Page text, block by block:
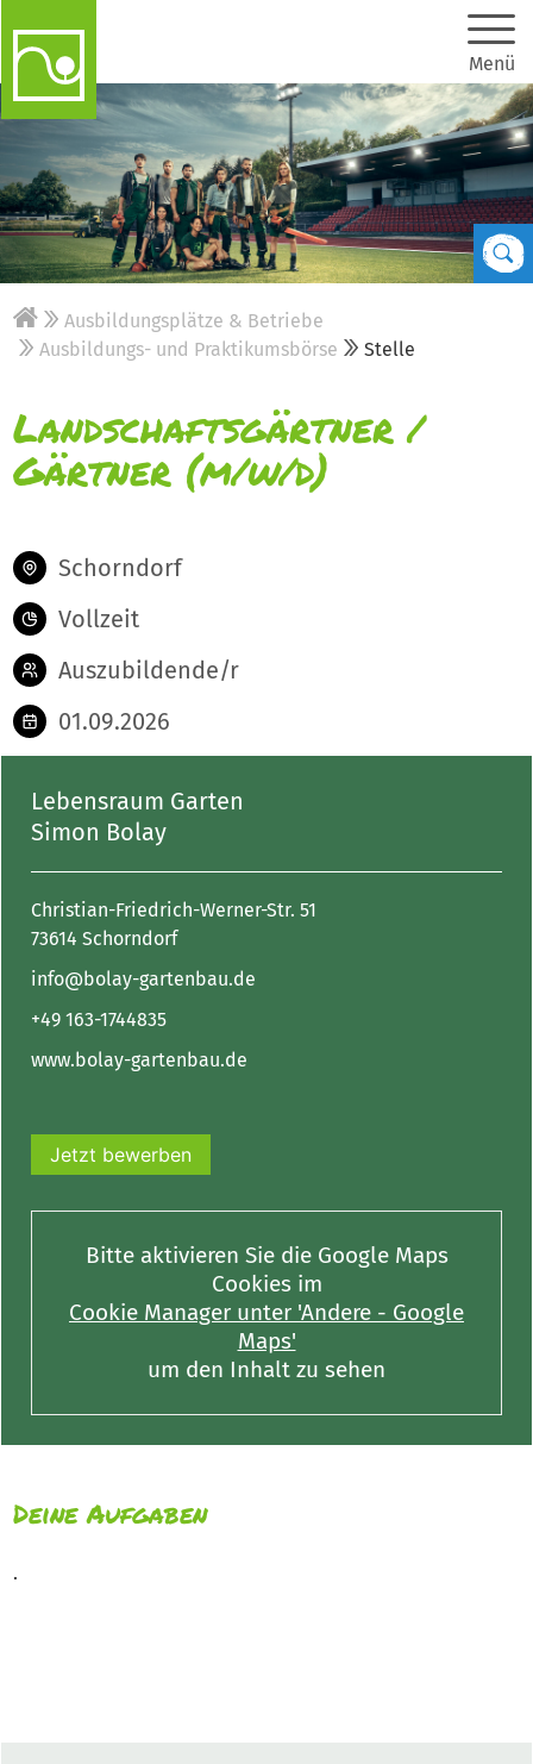
Menü
Ausbildungsplätze & Betriebe
Ausbildungs- und Praktikumsbörse
Stelle
Landschaftsgärtner /
Gärtner (m/w/d)
Schorndorf
Vollzeit
Auszubildende/r
01.09.2026
Lebensraum Garten
Simon Bolay
Christian-Friedrich-Werner-Str. 51
73614 Schorndorf
info@bolay-gartenbau.de
+49 163-1744835
www.bolay-gartenbau.de
Jetzt bewerben
Bitte aktivieren Sie die Google Maps
Cookies im
Cookie Manager unter 'Andere - Google
Maps'
um den Inhalt zu sehen
Deine Aufgaben
.